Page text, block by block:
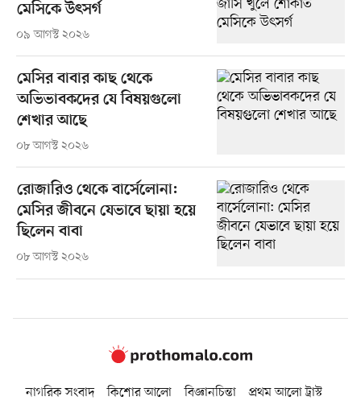
মেসিকে উৎসর্গ
০৯ আগস্ট ২০২৬
মেসির বাবার কাছ থেকে
অভিভাবকদের যে বিষয়গুলো
শেখার আছে
০৮ আগস্ট ২০২৬
রোজারিও থেকে বার্সেলোনা:
মেসির জীবনে যেভাবে ছায়া হয়ে
ছিলেন বাবা
০৮ আগস্ট ২০২৬
নাগরিক সংবাদ কিশোর আলো বিজ্ঞানচিন্তা
প্রথম আলো ট্রাস্ট